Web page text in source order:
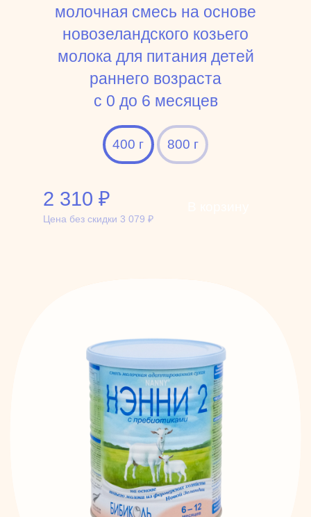
молочная смесь на основе
новозеландского козьего
молока для питания детей
раннего возраста
c 0 до 6 месяцев
400 г 800 г
2 310 ₽
Цена без скидки 3 079 ₽